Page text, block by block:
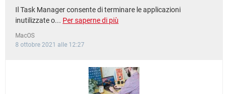
Il Task Manager consente di terminare le applicazioni
inutilizzate o... Per saperne di più
MacOS
8 ottobre 2021 alle 12:27